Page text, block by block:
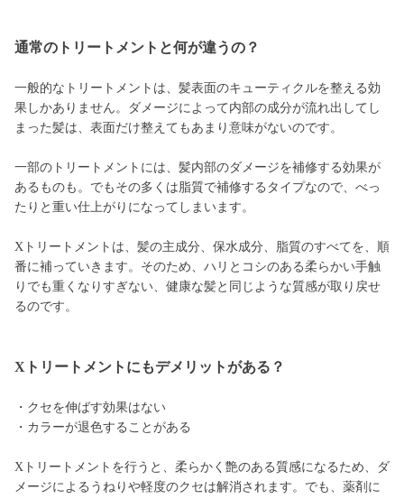
通常のトリートメントと何が違うの？
一般的なトリートメントは、髪表面のキューティクルを整える効
果しかありません。ダメージによって内部の成分が流れ出してし
まった髪は、表面だけ整えてもあまり意味がないのです。
一部のトリートメントには、髪内部のダメージを補修する効果が
あるものも。でもその多くは脂質で補修するタイプなので、べっ
たりと重い仕上がりになってしまいます。
Xトリートメントは、髪の主成分、保水成分、脂質のすべてを、順
番に補っていきます。そのため、ハリとコシのある柔らかい手触
りでも重くなりすぎない、健康な髪と同じような質感が取り戻せ
るのです。
Xトリートメントにもデメリットがある？
・クセを伸ばす効果はない
・カラーが退色することがある
Xトリートメントを行うと、柔らかく艶のある質感になるため、ダ
メージによるうねりや軽度のクセは解消されます。でも、薬剤に